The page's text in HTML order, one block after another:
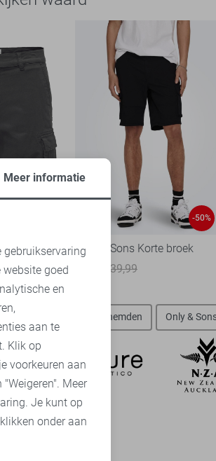
broek
-50%
Only & Sons Korte broek
39,99
Only & Sons overhemden Only &
Meer informatie
gebruikservaring
goed
en
aan te
Klik op
voorkeuren aan
Meer
Je kunt op
onder aan